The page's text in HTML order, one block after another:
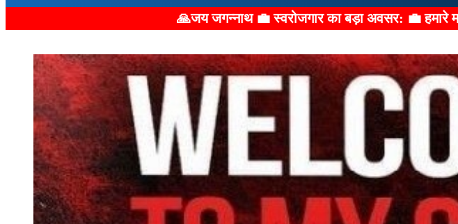
🙏जय जगन्नाथ 💼 स्वरोजगार का बड़ा अवसर: 💼 हमारे माध्यम से लोकल दुकानों से